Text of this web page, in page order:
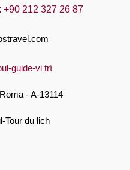
+90 212 327 26 87
- A-13114